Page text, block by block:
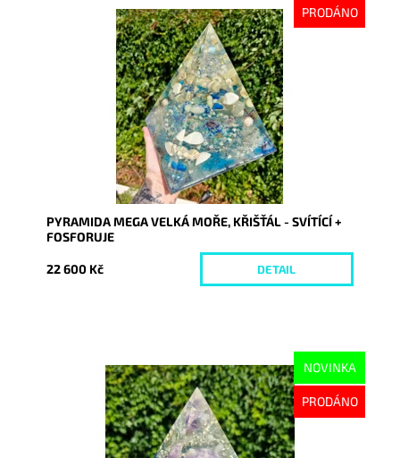
PRODÁNO
Vyprodáno
9385
PYRAMIDA MEGA VELKÁ MOŘE, KŘIŠŤÁL - SVÍTÍCÍ +
FOSFORUJE
22 600 Kč DETAIL
NOVINKA
PRODÁNO
Dostupnost:
Vyprodáno
9380